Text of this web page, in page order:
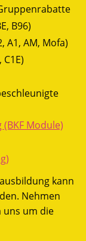
B96)
A1, AM, Mofa)
Module)
kann
Nehmen
uns um die